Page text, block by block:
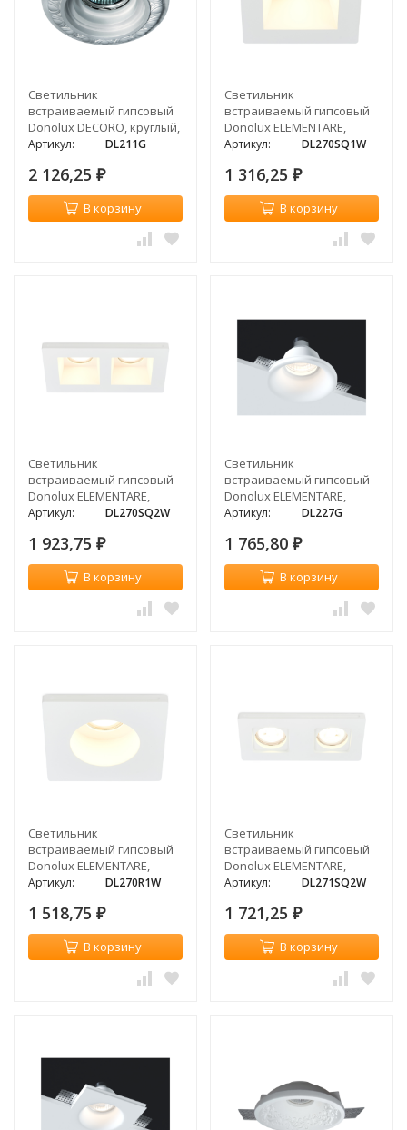
Светильник
встраиваемый гипсовый
Donolux DECORO, круглый,
GU5.3, белый
Артикул: DL211G
2 126,25 ₽
В корзину
Светильник
встраиваемый гипсовый
Donolux ELEMENTARE,
1xGU10
Артикул: DL270SQ1W
1 316,25 ₽
В корзину
Светильник
встраиваемый гипсовый
Donolux ELEMENTARE,
2xGU10
Артикул: DL270SQ2W
1 923,75 ₽
В корзину
Светильник
встраиваемый гипсовый
Donolux ELEMENTARE,
белый
Артикул: DL227G
1 765,80 ₽
В корзину
Светильник
встраиваемый гипсовый
Donolux ELEMENTARE,
белый, 1xGU10
Артикул: DL270R1W
1 518,75 ₽
В корзину
Светильник
встраиваемый гипсовый
Donolux ELEMENTARE,
белый, 2xGU10
Артикул: DL271SQ2W
1 721,25 ₽
В корзину